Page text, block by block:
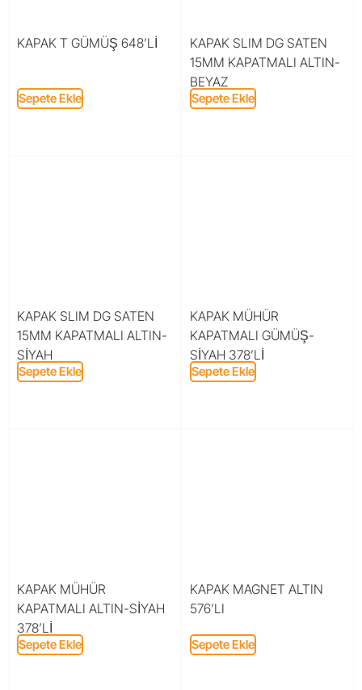
KAPAK T GÜMÜŞ 648’Lİ
Sepete Ekle
KAPAK SLIM DG SATEN
15MM KAPATMALI ALTIN-
BEYAZ
Sepete Ekle
KAPAK SLIM DG SATEN
15MM KAPATMALI ALTIN-
SİYAH
Sepete Ekle
KAPAK MÜHÜR
KAPATMALI GÜMÜŞ-
SİYAH 378’Lİ
Sepete Ekle
KAPAK MÜHÜR
KAPATMALI ALTIN-SİYAH
378’Lİ
Sepete Ekle
KAPAK MAGNET ALTIN
576’LI
Sepete Ekle